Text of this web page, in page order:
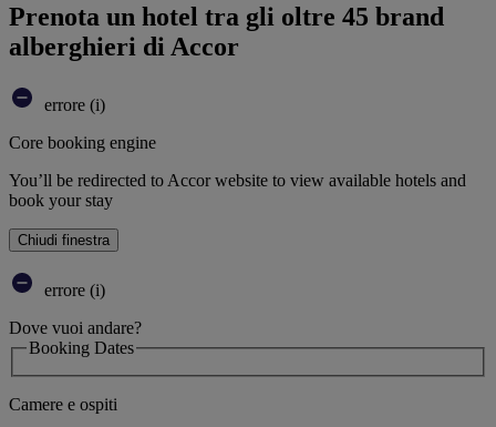
Prenota un hotel tra gli oltre 45 brand
alberghieri di Accor
errore (i)
Core booking engine
You’ll be redirected to Accor website to view available hotels and
book your stay
Chiudi finestra
errore (i)
Dove vuoi andare?
Booking Dates
Camere e ospiti